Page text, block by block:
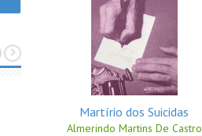
Martírio dos Suicidas
Almerindo Martins De Castro